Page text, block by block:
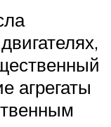
агрегаты